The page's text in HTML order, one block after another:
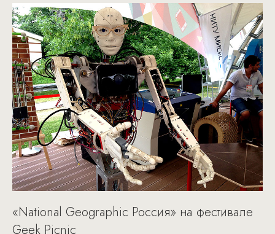
«National Geographic Россия» на фестивале
Geek Picnic